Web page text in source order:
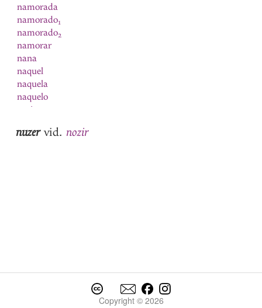
namorada
namorado1
namorado2
namorar
nana
naquel
naquela
naquelo
narizes
Natal
neciidade
nuzervid. nozir
Copyright © 2026